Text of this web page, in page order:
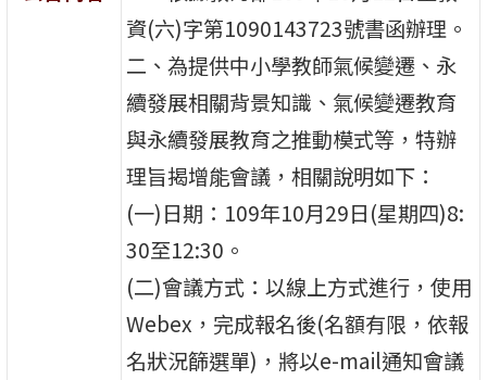
資(六)字第1090143723號書函辦理。
二、為提供中小學教師氣候變遷、永
續發展相關背景知識、氣候變遷教育
與永續發展教育之推動模式等，特辦
理旨揭增能會議，相關說明如下：
(一)日期：109年10月29日(星期四)8:
30至12:30。
(二)會議方式：以線上方式進行，使用
Webex，完成報名後(名額有限，依報
名狀況篩選單)，將以e-mail通知會議